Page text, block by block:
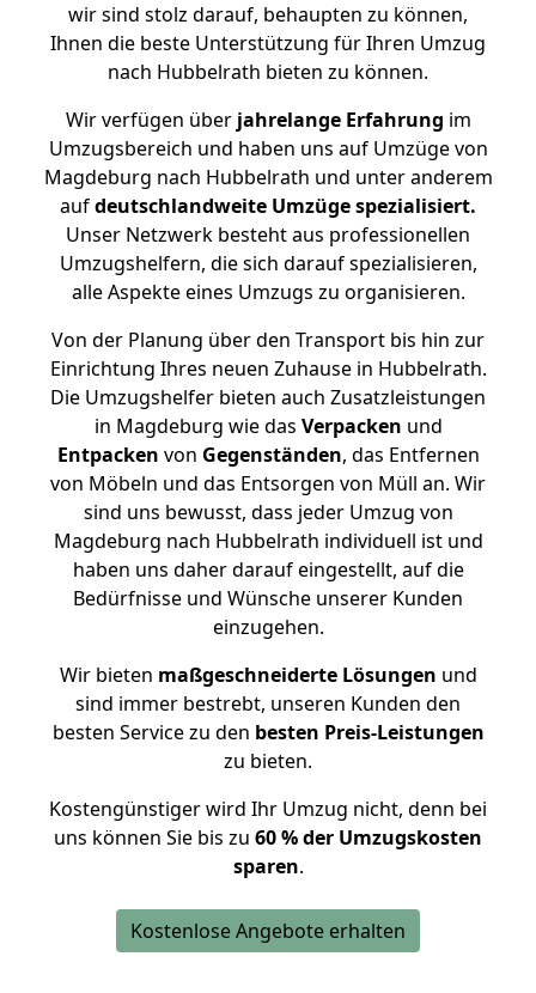
wir sind stolz darauf, behaupten zu können,
Ihnen die beste Unterstützung für Ihren Umzug
nach Hubbelrath bieten zu können.
Wir verfügen überjahrelange Erfahrung im
Umzugsbereich und haben uns auf Umzüge von
Magdeburg nach Hubbelrath und unter anderem
aufdeutschlandweite Umzüge spezialisiert.
Unser Netzwerk besteht aus professionellen
Umzugshelfern, die sich darauf spezialisieren,
alle Aspekte eines Umzugs zu organisieren.
Von der Planung über den Transport bis hin zur
Einrichtung Ihres neuen Zuhause in Hubbelrath.
Die Umzugshelfer bieten auch Zusatzleistungen
in Magdeburg wie das Verpacken und
Entpacken von Gegenständen, das Entfernen
von Möbeln und das Entsorgen von Müll an. Wir
sind uns bewusst, dass jeder Umzug von
Magdeburg nach Hubbelrath individuell ist und
haben uns daher darauf eingestellt, auf die
Bedürfnisse und Wünsche unserer Kunden
einzugehen.
Wir bieten maßgeschneiderte Lösungen und
sind immer bestrebt, unseren Kunden den
besten Service zu den besten Preis-Leistungen
zu bieten.
Kostengünstiger wird Ihr Umzug nicht, denn bei
uns können Sie bis zu 60 % der Umzugskosten
sparen.
Kostenlose Angebote erhalten